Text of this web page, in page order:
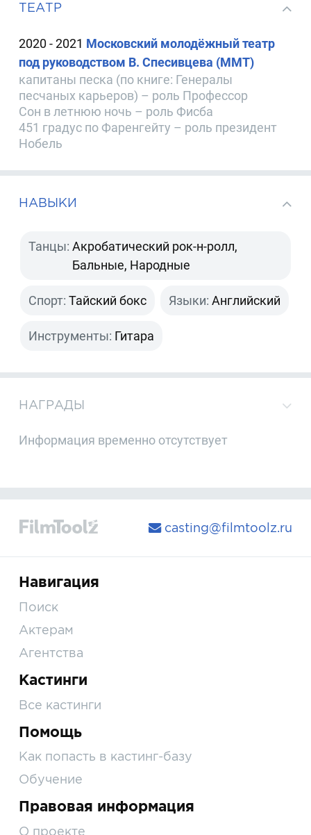
ТЕАТР
2020 - 2021 Московский молодёжный театр
под руководством В. Спесивцева (ММТ)
капитаны песка (по книге: Генералы
песчаных карьеров) – роль Профессор
Сон в летнюю ночь – роль Фисба
451 градус по Фаренгейту – роль президент
Нобель
НАВЫКИ
Танцы: Акробатический рок-н-ролл,
Бальные, Народные
Спорт: Тайский бокс Языки: Английский
Инструменты: Гитара
НАГРАДЫ
Информация временно отсутствует
casting@filmtoolz.ru
Навигация
Поиск
Актерам
Агентства
Кастинги
Все кастинги
Помощь
Как попасть в кастинг-базу
Обучение
Правовая информация
О проекте